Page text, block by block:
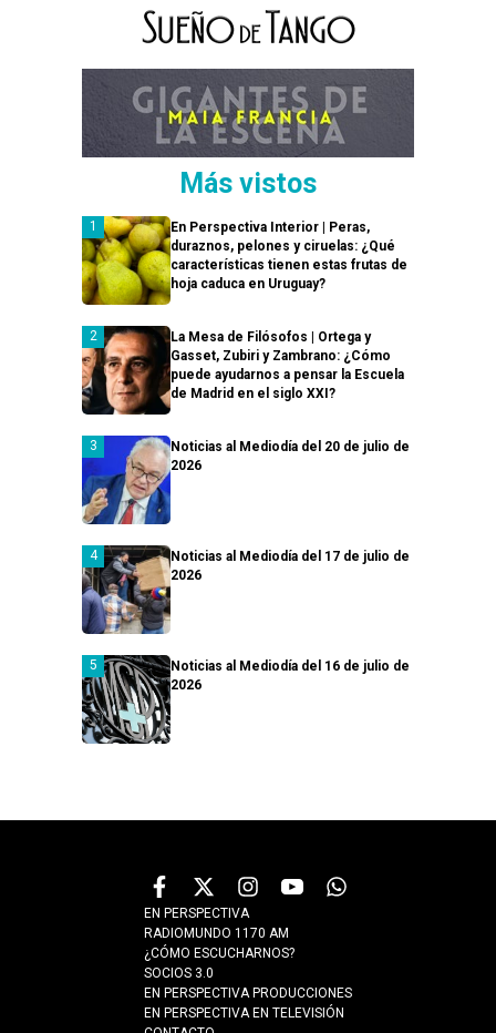
Más vistos
En Perspectiva Interior | Peras,
duraznos, pelones y ciruelas: ¿Qué
características tienen estas frutas de
hoja caduca en Uruguay?
La Mesa de Filósofos | Ortega y
Gasset, Zubiri y Zambrano: ¿Cómo
puede ayudarnos a pensar la Escuela
de Madrid en el siglo XXI?
Noticias al Mediodía del 20 de julio de
2026
Noticias al Mediodía del 17 de julio de
2026
Noticias al Mediodía del 16 de julio de
2026
EN PERSPECTIVA
RADIOMUNDO 1170 AM
¿CÓMO ESCUCHARNOS?
SOCIOS 3.0
EN PERSPECTIVA PRODUCCIONES
EN PERSPECTIVA EN TELEVISIÓN